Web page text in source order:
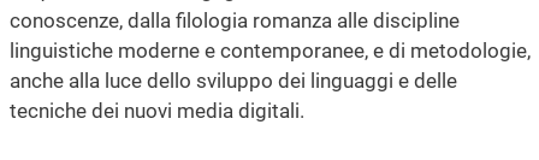
conoscenze, dalla filologia romanza alle discipline
linguistiche moderne e contemporanee, e di metodologie,
anche alla luce dello sviluppo dei linguaggi e delle
tecniche dei nuovi media digitali.